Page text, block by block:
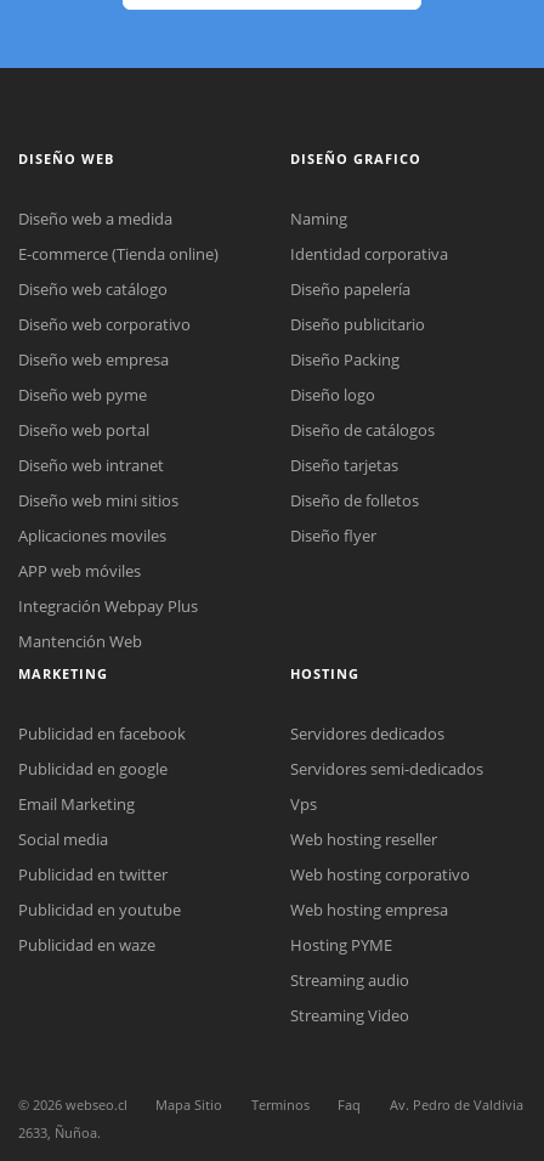
Reunión online
Nuestros ejecutivos le enviarán un correo electrónico con el enlace a
Meet para la reunión online.
Cotización
Chat Online
Todos nuestros ejecutivos están fuera de línea. Complete el formulario
DISEÑO WEB
Diseño web a medida
E-commerce (Tienda online)
Diseño web catálogo
Diseño web corporativo
Diseño web empresa
Diseño web pyme
Diseño web portal
Diseño web intranet
Diseño web mini sitios
Aplicaciones moviles
APP web móviles
Integración Webpay Plus
Mantención Web
DISEÑO GRAFICO
Naming
Identidad corporativa
Diseño papelería
Diseño publicitario
Diseño Packing
Diseño logo
Diseño de catálogos
Diseño tarjetas
Diseño de folletos
Diseño flyer
MARKETING
Publicidad en facebook
Publicidad en google
Email Marketing
Social media
Publicidad en twitter
Publicidad en youtube
Publicidad en waze
HOSTING
Servidores dedicados
Servidores semi-dedicados
Vps
Web hosting reseller
Web hosting corporativo
Web hosting empresa
Hosting PYME
Streaming audio
Streaming Video
© 2026 webseo.cl Mapa Sitio Terminos Faq
Av. Pedro de Valdivia
2633, Ñuñoa.